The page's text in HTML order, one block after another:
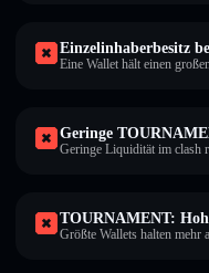
Einzelinhaberbesitz
Eine Wallet hält einen
Geringe
Geringe Liquidität im clash
TOURNAMENT:
Größte Wallets halten mehr